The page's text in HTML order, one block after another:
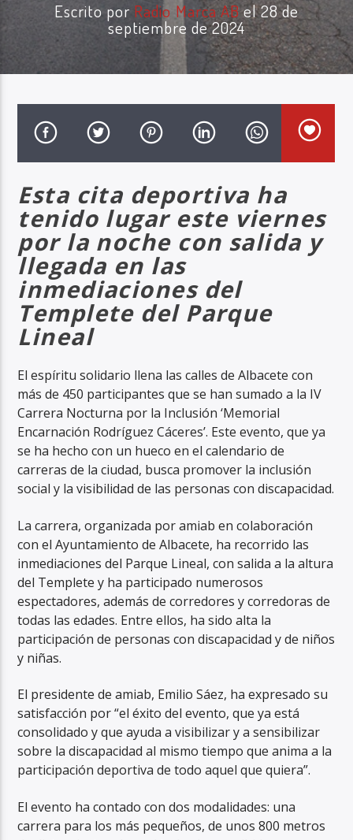
Radio Marca AB
Escrito por Radio Marca ABel 28 de
septiembre de 2024
Esta cita deportiva ha
tenido lugar este viernes
por la noche con salida y
llegada en las
inmediaciones del
Templete del Parque
Lineal
El espíritu solidario llena las calles de Albacete con
más de 450 participantes que se han sumado a la IV
Carrera Nocturna por la Inclusión ‘Memorial
Encarnación Rodríguez Cáceres’. Este evento, que ya
se ha hecho con un hueco en el calendario de
carreras de la ciudad, busca promover la inclusión
social y la visibilidad de las personas con discapacidad.
La carrera, organizada por amiab en colaboración
con el Ayuntamiento de Albacete, ha recorrido las
inmediaciones del Parque Lineal, con salida a la altura
del Templete y ha participado numerosos
espectadores, además de corredores y corredoras de
todas las edades. Entre ellos, ha sido alta la
participación de personas con discapacidad y de niños
y niñas.
El presidente de amiab, Emilio Sáez, ha expresado su
satisfacción por “el éxito del evento, que ya está
consolidado y que ayuda a visibilizar y a sensibilizar
sobre la discapacidad al mismo tiempo que anima a la
participación deportiva de todo aquel que quiera”.
El evento ha contado con dos modalidades: una
carrera para los más pequeños, de unos 800 metros